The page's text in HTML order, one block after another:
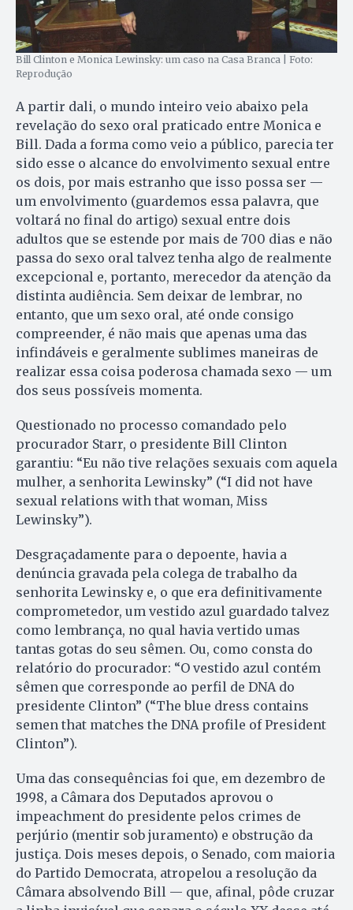
Bill Clinton e Monica Lewinsky: um caso na Casa Branca | Foto:
Reprodução
A partir dali, o mundo inteiro veio abaixo pela
revelação do sexo oral praticado entre Monica e
Bill. Dada a forma como veio a público, parecia ter
sido esse o alcance do envolvimento sexual entre
os dois, por mais estranho que isso possa ser —
um envolvimento (guardemos essa palavra, que
voltará no final do artigo) sexual entre dois
adultos que se estende por mais de 700 dias e não
passa do sexo oral talvez tenha algo de realmente
excepcional e, portanto, merecedor da atenção da
distinta audiência. Sem deixar de lembrar, no
entanto, que um sexo oral, até onde consigo
compreender, é não mais que apenas uma das
infindáveis e geralmente sublimes maneiras de
realizar essa coisa poderosa chamada sexo — um
dos seus possíveis momenta.
Questionado no processo comandado pelo
procurador Starr, o presidente Bill Clinton
garantiu: “Eu não tive relações sexuais com aquela
mulher, a senhorita Lewinsky” (“I did not have
sexual relations with that woman, Miss
Lewinsky”).
Desgraçadamente para o depoente, havia a
denúncia gravada pela colega de trabalho da
senhorita Lewinsky e, o que era definitivamente
comprometedor, um vestido azul guardado talvez
como lembrança, no qual havia vertido umas
tantas gotas do seu sêmen. Ou, como consta do
relatório do procurador: “O vestido azul contém
sêmen que corresponde ao perfil de DNA do
presidente Clinton” (“The blue dress contains
semen that matches the DNA profile of President
Clinton”).
Uma das consequências foi que, em dezembro de
1998, a Câmara dos Deputados aprovou o
impeachment do presidente pelos crimes de
perjúrio (mentir sob juramento) e obstrução da
justiça. Dois meses depois, o Senado, com maioria
do Partido Democrata, atropelou a resolução da
Câmara absolvendo Bill — que, afinal, pôde cruzar